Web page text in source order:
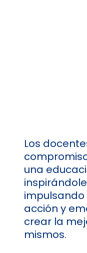
Los
una
acción y
crear la
mismos.